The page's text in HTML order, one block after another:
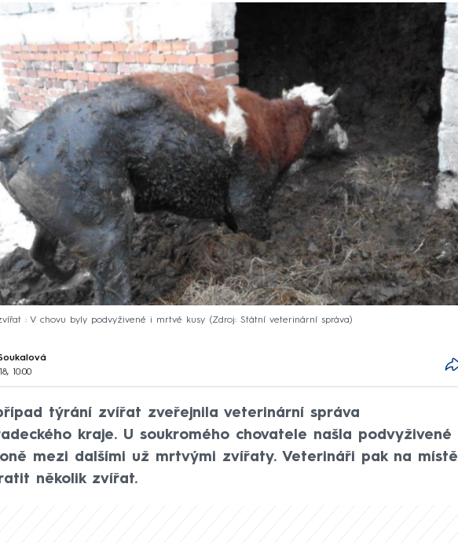
: V chovu byly podvyživené i mrtvé kusy Zdroj: Státní veterinární správa
10:00
týrání zvířat zveřejnila veterinární správa
kraje. U soukromého chovatele našla podvyživené
mezi dalšími už mrtvými zvířaty. Veterináři pak na místě
několik zvířat.